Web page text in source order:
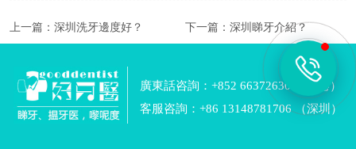
上一篇： 深圳洗牙邊度好？ 下一篇： 深圳睇牙介紹？
廣東話咨詢：+852 66372630 （香港）
客服咨詢：+86 13148781706 （深圳）